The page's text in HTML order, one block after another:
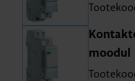
moo­dul